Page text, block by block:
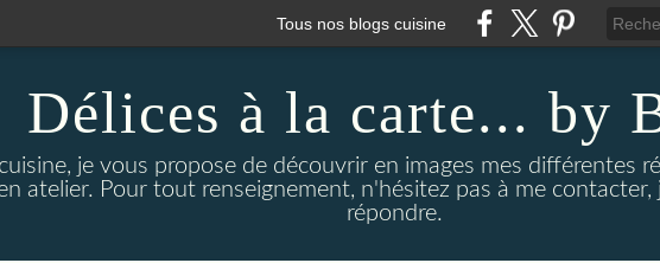
Tous nos blogs cuisine
Délices à la carte... by
je vous propose de découvrir en images mes différentes
atelier. Pour tout renseignement, n'hésitez pas à me
répondre.